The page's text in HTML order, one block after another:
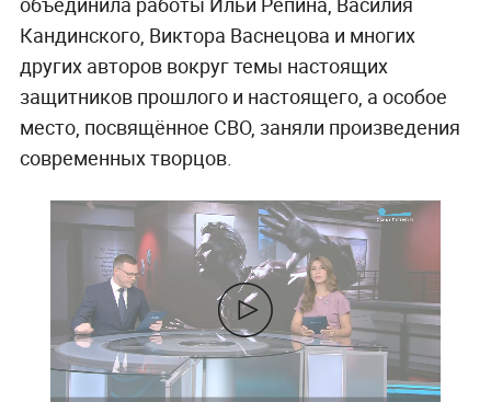
Кандинского, Виктора Васнецова и многих
других авторов вокруг темы настоящих
защитников прошлого и настоящего, а особое
место, посвящённое СВО, заняли произведения
современных творцов.